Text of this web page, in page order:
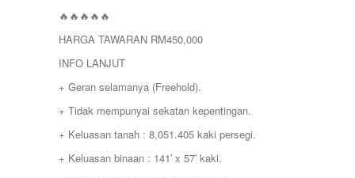
🔥🔥🔥🔥🔥
HARGA TAWARAN RM450,000
INFO LANJUT
+ Geran selamanya (Freehold).
+ Tidak mempunyai sekatan kepentingan.
+ Keluasan tanah : 8,051.405 kaki persegi.
+ Keluasan binaan : 141′ x 57′ kaki.